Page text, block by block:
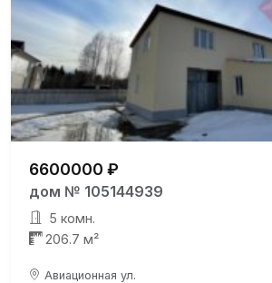
6600000 ₽
дом № 105144939
5 комн.
206.7 м²
Авиационная ул.